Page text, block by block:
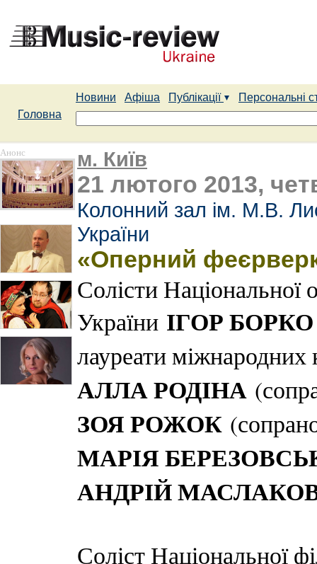
Новини Афіша Публікації
Персональні
Головна
Анонс м. Київ
21 лютого 2013,
Колонний зал ім. М.В.
України
«Оперний
Солісти
України ІГОР БОРКО
лауреати міжнародних
АЛЛА РОДІНА
ЗОЯ РОЖОК
МАРІЯ
АНДРІЙ
Соліст Національної